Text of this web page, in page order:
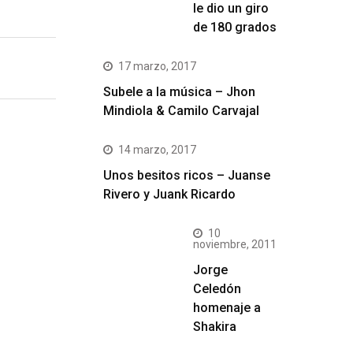
le dio un giro
de 180 grados
17 marzo, 2017
Subele a la música – Jhon
Mindiola & Camilo Carvajal
14 marzo, 2017
Unos besitos ricos – Juanse
Rivero y Juank Ricardo
10
noviembre, 2011
Jorge
Celedón
homenaje a
Shakira